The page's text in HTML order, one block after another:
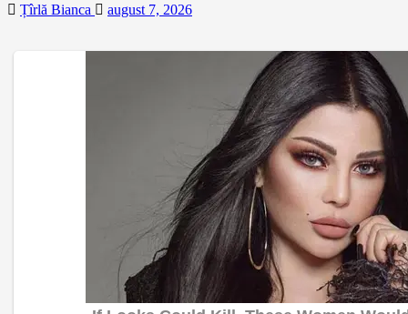
Țîrlă Bianca august 7, 2026